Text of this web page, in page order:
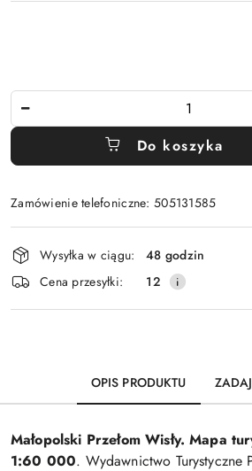
Do koszyka
Zamówienie telefoniczne: 505131585
Wyślij
Dostępność
i
dostawa
Wysyłka w ciągu:
48 godzin
Cena przesyłki:
12
OPIS PRODUKTU
Małopolski Przełom Wisły. Mapa
1:60 000. Wydawnictwo Turystyczne